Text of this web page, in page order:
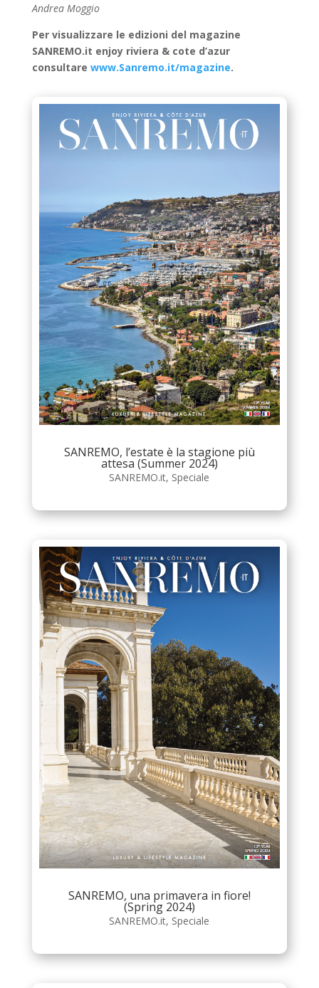
Andrea Moggio
Per visualizzare le edizioni del magazine
SANREMO.it enjoy riviera & cote d’azur
consultare www.Sanremo.it/magazine.
SANREMO, l’estate è la stagione più
attesa (Summer 2024)
SANREMO.it, Speciale
SANREMO, una primavera in fiore!
(Spring 2024)
SANREMO.it, Speciale